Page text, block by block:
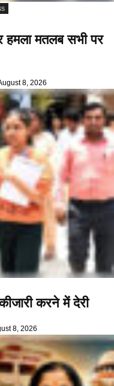
हमला मतलब सभी पर
8, 2026
करने में देरी
8, 2026